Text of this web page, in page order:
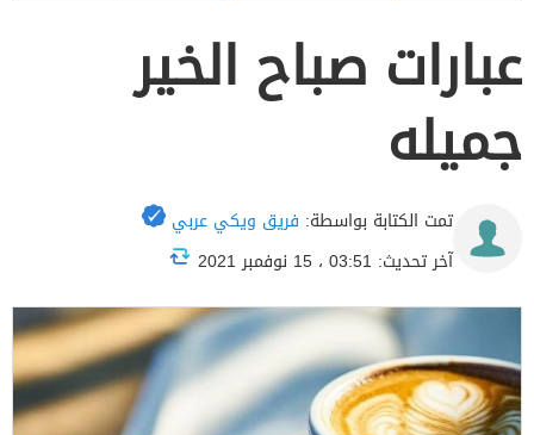
عبارات صباح الخير
جميله
تمت الكتابة بواسطة: فريق ويكي عربي
آخر تحديث: 03:51 ، 15 نوفمبر 2021